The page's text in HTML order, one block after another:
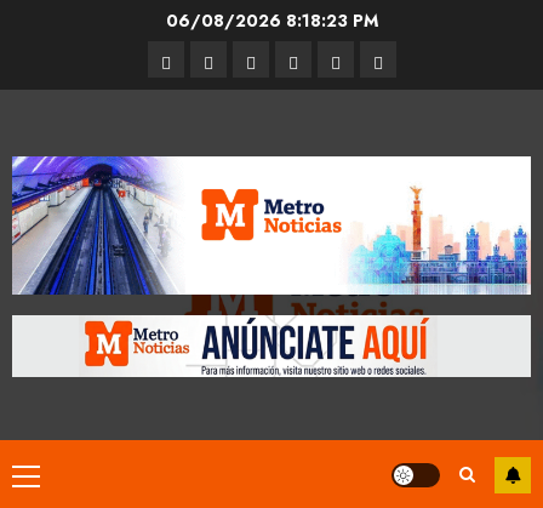
06/08/2026 8:18:24 PM
Entrevistas
Espectáculos
Movilidad
Metro
CDMX
CulturaOpinión
Primary